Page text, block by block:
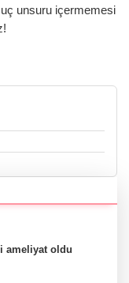
unsuru içermemesi
ameliyat oldu